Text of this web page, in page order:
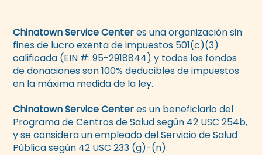
Chinatown Service Centeres una organización sin
fines de lucro exenta de impuestos 501(c)(3)
calificada (EIN #: 95-2918844) y todos los fondos
de donaciones son 100% deducibles de impuestos
en la máxima medida de la ley.
Chinatown Service Centeres un beneficiario del
Programa de Centros de Salud según 42 USC 254b,
y se considera un empleado del Servicio de Salud
Pública según 42 USC 233 (g)-(n).